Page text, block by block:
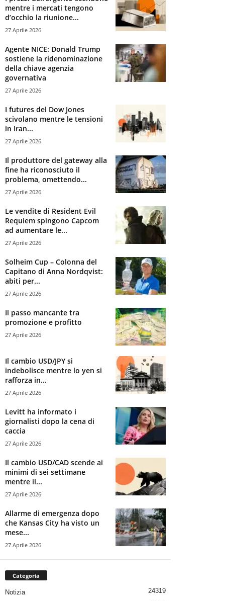
mentre i mercati tengono
d’occhio la riunione...
27 Aprile 2026
Agente NICE: Donald Trump
sostiene la ridenominazione
della chiave agenzia
governativa
27 Aprile 2026
I futures del Dow Jones
scivolano mentre le tensioni
in Iran...
27 Aprile 2026
Il produttore del gateway alla
fine ha riconosciuto il
problema, omettendo...
27 Aprile 2026
Le vendite di Resident Evil
Requiem spingono Capcom
ad aumentare le...
27 Aprile 2026
Solheim Cup – Colonna del
Capitano di Anna Nordqvist:
abiti per...
27 Aprile 2026
Il passo mancante tra
promozione e profitto
27 Aprile 2026
Il cambio USD/JPY si
indebolisce mentre lo yen si
rafforza in...
27 Aprile 2026
Levitt ha informato i
giornalisti dopo la cena di
caccia
27 Aprile 2026
Il cambio USD/CAD scende ai
minimi di sei settimane
mentre il...
27 Aprile 2026
Allarme di emergenza dopo
che Kansas City ha visto un
mese...
27 Aprile 2026
Categoria
Notizia 24319